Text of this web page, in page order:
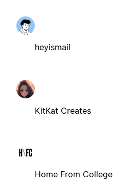
heyismail
KitKat Creates
Home From College